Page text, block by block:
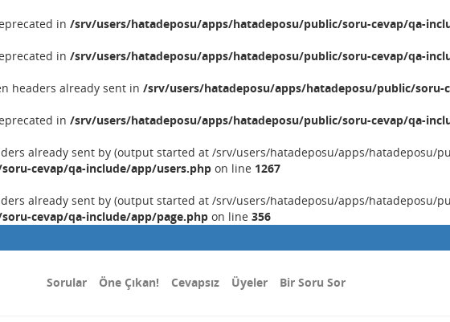
in /srv/users/hatadeposu/apps/hatadeposu/public/soru-cevap/qa-
in /srv/users/hatadeposu/apps/hatadeposu/public/soru-cevap/qa-
headers already sent in /srv/users/hatadeposu/apps/hatadeposu/public/soru-
in /srv/users/hatadeposu/apps/hatadeposu/public/soru-cevap/qa-
already sent by (output started at /srv/users/hatadeposu/apps/hatadeposu/
cevap/qa-include/app/users.php on line 1267
already sent by (output started at /srv/users/hatadeposu/apps/hatadeposu/
cevap/qa-include/app/page.php on line 356
Sorular Öne Çıkan! Cevapsız Üyeler Bir Soru Sor